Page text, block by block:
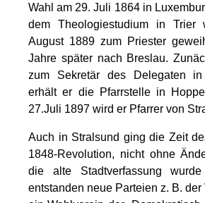
Wahl am 29. Juli 1864 in
dem Theologiestudium in
August 1889 zum Priester
Jahre später nach Breslau.
zum Sekretär des Delegaten
erhält er die Pfarrstelle in
27.Juli 1897 wird er Pfarrer von
Auch in Stralsund ging die Zeit
1848-Revolution, nicht ohne
die alte Stadtverfassung
entstanden neue Parteien z. B.